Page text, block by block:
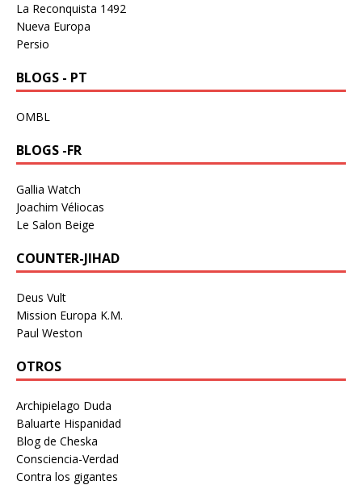
La Reconquista 1492
Nueva Europa
Persio
BLOGS - PT
OMBL
BLOGS -FR
Gallia Watch
Joachim Véliocas
Le Salon Beige
COUNTER-JIHAD
Deus Vult
Mission Europa K.M.
Paul Weston
OTROS
Archipielago Duda
Baluarte Hispanidad
Blog de Cheska
Consciencia-Verdad
Contra los gigantes